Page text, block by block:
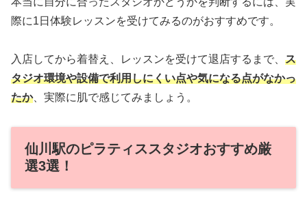
際に1日体験レッスンを受けてみるのがおすすめです。
入店してから着替え、レッスンを受けて退店するまで、 ス
タジオ環境や設備で利用しにくい点や気になる点がなかっ
たか、実際に肌で感じてみましょう。
仙川駅のピラティススタジオおすすめ厳
選3選！